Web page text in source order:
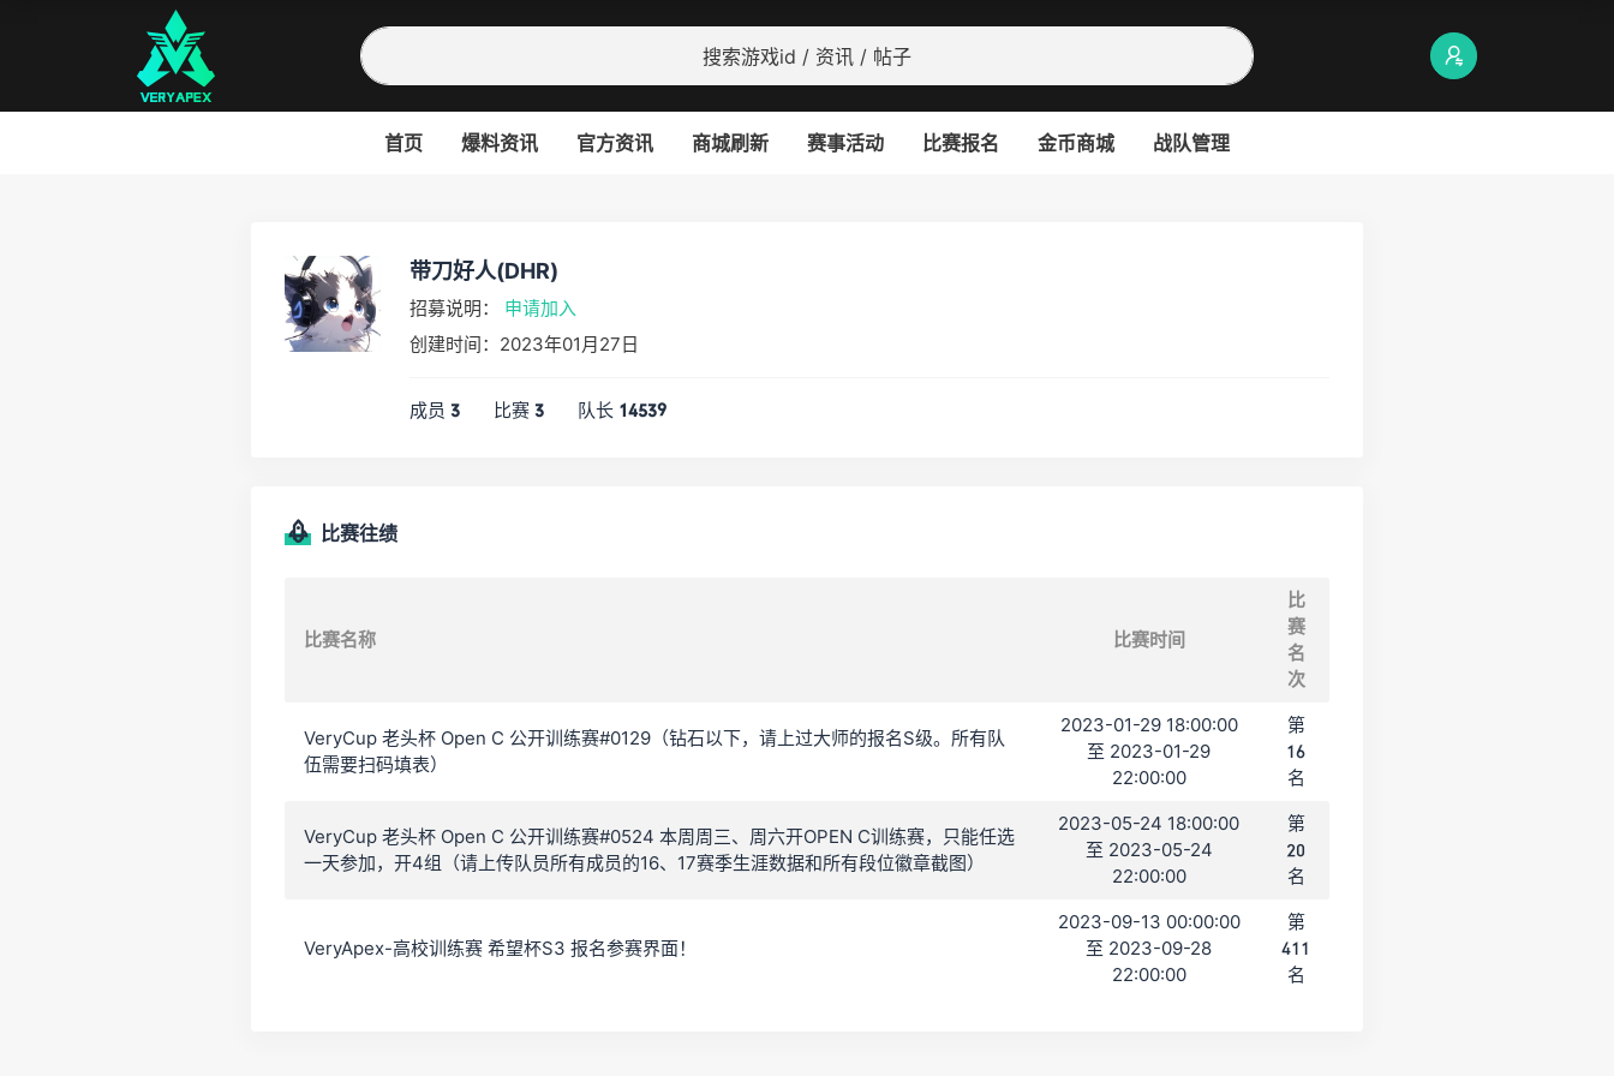
首页 爆料资讯 官方资讯 商城刷新 赛事活动 比赛报名 金币商城 战队管理
带刀好人(DHR)
招募说明： 申请加入
创建时间：2023年01月27日
成员 3 比赛 3 队长 14539
比赛往绩
比赛名称 比赛时间
比
赛
名
次
VeryCup 老头杯 Open C 公开训练赛#0129（钻石以下，请上过大师的报名S级。所有队
伍需要扫码填表）
2023-01-29 18:00:00
至 2023-01-29
22:00:00
第
16
名
VeryCup 老头杯 Open C 公开训练赛#0524 本周周三、周六开OPEN C训练赛，只能任选
一天参加，开4组（请上传队员所有成员的16、17赛季生涯数据和所有段位徽章截图）
2023-05-24 18:00:00
至 2023-05-24
22:00:00
第
20
名
VeryApex-高校训练赛 希望杯S3 报名参赛界面！
2023-09-13 00:00:00
至 2023-09-28
22:00:00
第
411
名